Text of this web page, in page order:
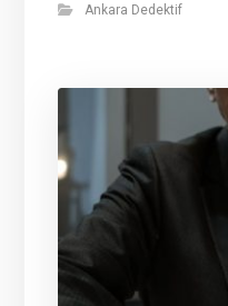
Ankara Dedektif